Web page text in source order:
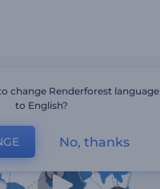
change Renderforest language
to English?
No, thanks